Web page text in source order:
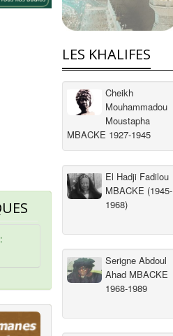
LES KHALIFES
Cheikh
Mouhammadou
Moustapha
MBACKE 1927-1945
El Hadji Fadilou
MBACKE (1945-
1968)
Serigne Abdoul
Ahad MBACKE
1968-1989